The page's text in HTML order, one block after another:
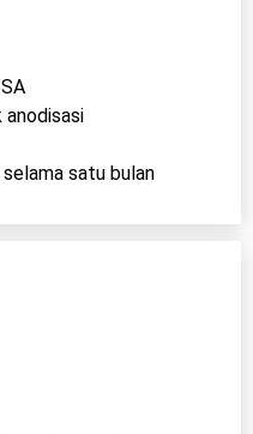
anodisasi
satu bulan